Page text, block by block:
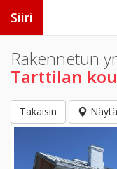
Siiri
Rakennetun
Tarttilan
Takaisin